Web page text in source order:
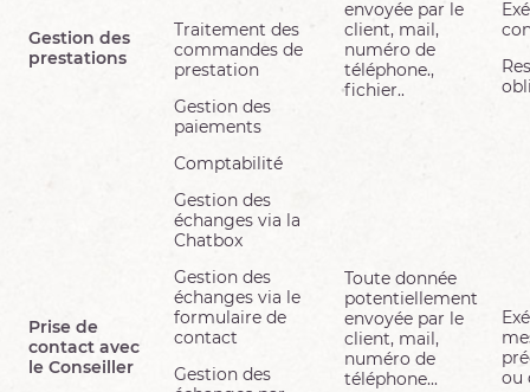
Gestion des
prestations
Traitement des
commandes de
prestation
Gestion des
paiements
Comptabilité
envoyée par le
client, mail,
numéro de
téléphone.,
fichier..
Prise de
contact avec
le Conseiller
Gestion des
échanges via la
Chatbox
Gestion des
échanges via le
formulaire de
contact
Gestion des
Toute donnée
potentiellement
envoyée par le
client, mail,
numéro de
téléphone...
ou